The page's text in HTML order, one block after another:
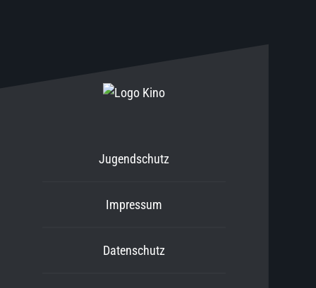
Jugendschutz
Impressum
Datenschutz